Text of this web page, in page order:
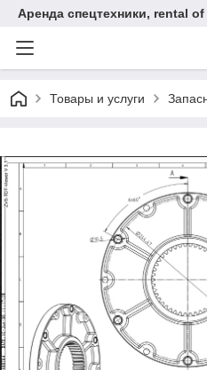
Аренда спецтехники, rental
Товары и услуги